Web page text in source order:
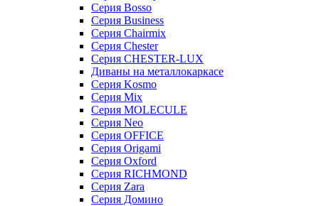
Серия Bosso
Серия Business
Серия Chairmix
Серия Chester
Серия CHESTER-LUX
Диваны на металлокаркасе
Серия Kosmo
Серия Mix
Серия MOLECULE
Серия Neo
Серия OFFICE
Серия Origami
Серия Oxford
Серия RICHMOND
Серия Zara
Серия Домино